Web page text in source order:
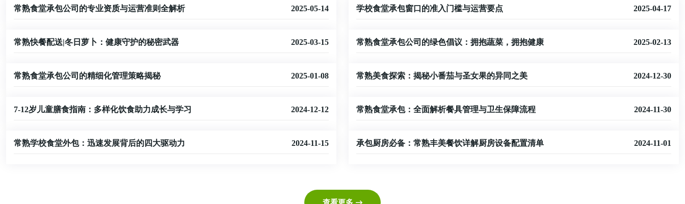
常熟食堂承包公司的专业资质与运营准则全解析 2025-05-14 学校食堂承包窗口的准入门槛与运营要点 2025-04-17
常熟快餐配送|冬日萝卜：健康守护的秘密武器 2025-03-15 常熟食堂承包公司的绿色倡议：拥抱蔬菜，拥抱健康 2025-02-13
常熟食堂承包公司的精细化管理策略揭秘 2025-01-08 常熟美食探索：揭秘小番茄与圣女果的异同之美 2024-12-30
7-12岁儿童膳食指南：多样化饮食助力成长与学习 2024-12-12 常熟食堂承包：全面解析餐具管理与卫生保障流程 2024-11-30
常熟学校食堂外包：迅速发展背后的四大驱动力 2024-11-15 承包厨房必备：常熟丰美餐饮详解厨房设备配置清单 2024-11-01
查看更多